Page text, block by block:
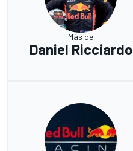
Más de
Daniel Ricciardo